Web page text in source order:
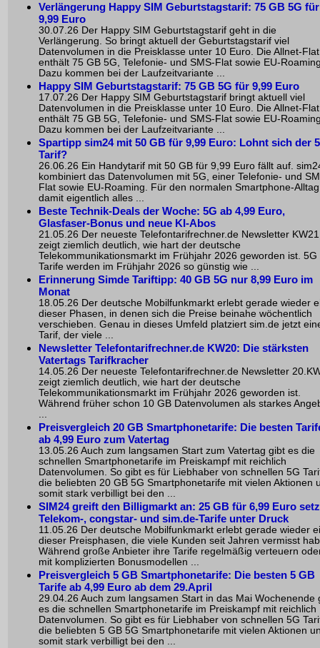
Verlängerung Happy SIM Geburtstagstarif: 75 GB 5G für
9,99 Euro
30.07.26 Der Happy SIM Geburtstagstarif geht in die
Verlängerung. So bringt aktuell der Geburtstagstarif viel
Datenvolumen in die Preisklasse unter 10 Euro. Die Allnet-Flat
enthält 75 GB 5G, Telefonie- und SMS-Flat sowie EU-
Dazu kommen bei der Laufzeitvariante ...
Happy SIM Geburtstagstarif: 75 GB 5G für 9,99 Euro
17.07.26 Der Happy SIM Geburtstagstarif bringt aktuell viel
Datenvolumen in die Preisklasse unter 10 Euro. Die Allnet-Flat
enthält 75 GB 5G, Telefonie- und SMS-Flat sowie EU-
Dazu kommen bei der Laufzeitvariante ...
Spartipp sim24 mit 50 GB für 9,99 Euro: Lohnt sich der
Tarif?
26.06.26 Ein Handytarif mit 50 GB für 9,99 Euro fällt auf.
kombiniert das Datenvolumen mit 5G, einer Telefonie- und
Flat sowie EU-Roaming. Für den normalen Smartphone-
damit eigentlich alles ...
Beste Technik-Deals der Woche: 5G ab 4,99 Euro,
Glasfaser-Bonus und neue KI-Abos
21.05.26 Der neueste Telefontarifrechner.de Newsletter KW21
zeigt ziemlich deutlich, wie hart der deutsche
Telekommunikationsmarkt im Frühjahr 2026 geworden ist. 5G
Tarife werden im Frühjahr 2026 so günstig wie ...
Erinnerung Simde Tariftipp: 40 GB 5G nur 8,99 Euro im
Monat
18.05.26 Der deutsche Mobilfunkmarkt erlebt gerade wieder
dieser Phasen, in denen sich die Preise beinahe wöchentlich
verschieben. Genau in dieses Umfeld platziert sim.de jetzt
Tarif, der viele ...
Newsletter Telefontarifrechner.de KW20: Die stärksten
Vatertags Tarifkracher
14.05.26 Der neueste Telefontarifrechner.de Newsletter
zeigt ziemlich deutlich, wie hart der deutsche
Telekommunikationsmarkt im Frühjahr 2026 geworden ist.
Während früher schon 10 GB Datenvolumen als starkes
...
Preisvergleich 20 GB Smartphonetarife: Die besten
ab 4,99 Euro zum Vatertag
13.05.26 Auch zum langsamen Start zum Vatertag gibt es die
schnellen Smartphonetarife im Preiskampf mit reichlich
Datenvolumen. So gibt es für Liebhaber von schnellen 5G
die beliebten 20 GB 5G Smartphonetarife mit vielen Aktionen
somit stark verbilligt bei den ...
SIM24 greift den Billigmarkt an: 25 GB für 6,99 Euro
Telekom-, congstar- und sim.de-Tarife unter Druck
11.05.26 Der deutsche Mobilfunkmarkt erlebt gerade wieder
dieser Preisphasen, die viele Kunden seit Jahren vermisst
Während große Anbieter ihre Tarife regelmäßig verteuern
mit komplizierten Bonusmodellen ...
Preisvergleich 5 GB Smartphonetarife: Die besten 5 GB
Tarife ab 4,99 Euro ab dem 29.April
29.04.26 Auch zum langsamen Start in das Mai Wochenende
es die schnellen Smartphonetarife im Preiskampf mit reichlich
Datenvolumen. So gibt es für Liebhaber von schnellen 5G
die beliebten 5 GB 5G Smartphonetarife mit vielen Aktionen
somit stark verbilligt bei den ...